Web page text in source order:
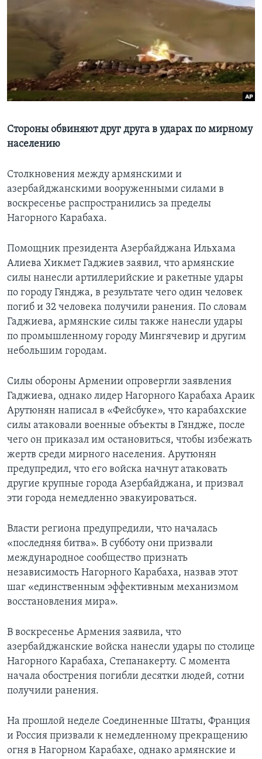
Learning English
СОЦИАЛЬНЫЕ СЕТИ
Стороны обвиняют друг друга в ударах по мирному
населению
Столкновения между армянскими и
азербайджанскими вооруженными силами в
воскресенье распространились за пределы
Нагорного Карабаха.
Помощник президента Азербайджана Ильхама
Алиева Хикмет Гаджиев заявил, что армянские
силы нанесли артиллерийские и ракетные удары
по городу Гянджа, в результате чего один человек
погиб и 32 человека получили ранения. По словам
Гаджиева, армянские силы также нанесли удары
по промышленному городу Мингячевир и другим
небольшим городам.
Силы обороны Армении опровергли заявления
Гаджиева, однако лидер Нагорного Карабаха Араик
Арутюнян написал в «Фейсбуке», что карабахские
силы атаковали военные объекты в Гяндже, после
чего он приказал им остановиться, чтобы избежать
жертв среди мирного населения. Арутюнян
предупредил, что его войска начнут атаковать
другие крупные города Азербайджана, и призвал
эти города немедленно эвакуироваться.
Власти региона предупредили, что началась
«последняя битва». В субботу они призвали
международное сообщество признать
независимость Нагорного Карабаха, назвав этот
шаг «единственным эффективным механизмом
восстановления мира».
В воскресенье Армения заявила, что
азербайджанские войска нанесли удары по столице
Нагорного Карабаха, Степанакерту. С момента
начала обострения погибли десятки людей, сотни
получили ранения.
На прошлой неделе Соединенные Штаты, Франция
и Россия призвали к немедленному прекращению
огня в Нагорном Карабахе, однако армянские и